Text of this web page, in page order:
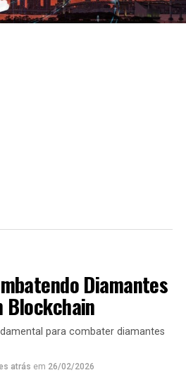
Diamantes
Blockchain
para combater diamantes
atrás em 26/02/2026